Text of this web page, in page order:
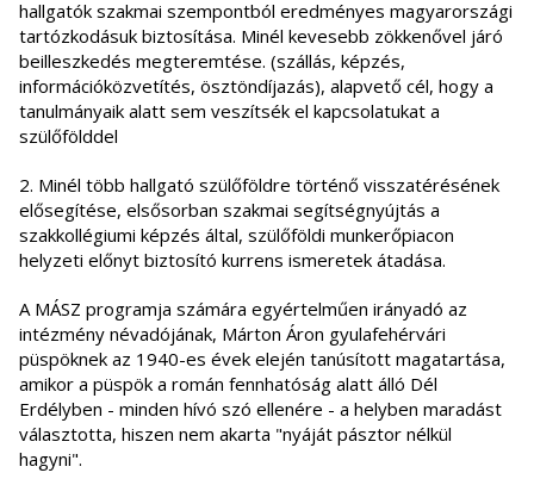
hallgatók szakmai szempontból eredményes magyarországi
tartózkodásuk biztosítása. Minél kevesebb zökkenővel járó
beilleszkedés megteremtése. (szállás, képzés,
információközvetítés, ösztöndíjazás), alapvető cél, hogy a
tanulmányaik alatt sem veszítsék el kapcsolatukat a
szülőfölddel
2. Minél több hallgató szülőföldre történő visszatérésének
elősegítése, elsősorban szakmai segítségnyújtás a
szakkollégiumi képzés által, szülőföldi munkerőpiacon
helyzeti előnyt biztosító kurrens ismeretek átadása.
A MÁSZ programja számára egyértelműen irányadó az
intézmény névadójának, Márton Áron gyulafehérvári
püspöknek az 1940-es évek elején tanúsított magatartása,
amikor a püspök a román fennhatóság alatt álló Dél
Erdélyben - minden hívó szó ellenére - a helyben maradást
választotta, hiszen nem akarta "nyáját pásztor nélkül
hagyni".